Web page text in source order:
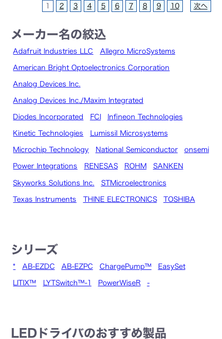
1 2 3 4 5 6 7 8 9 10 次へ
メーカー名の絞込
Adafruit Industries LLC Allegro MicroSystems
American Bright Optoelectronics Corporation
Analog Devices Inc.
Analog Devices Inc./Maxim Integrated
Diodes Incorporated FCI Infineon Technologies
Kinetic Technologies Lumissil Microsystems
Microchip Technology National Semiconductor onsemi
Power Integrations RENESAS ROHM SANKEN
Skyworks Solutions Inc. STMicroelectronics
Texas Instruments THINE ELECTRONICS TOSHIBA
シリーズ
* AB-EZDC AB-EZPC ChargePump™ EasySet
LITIX™ LYTSwitch™-1 PowerWiseR -
LEDドライバのおすすめ製品